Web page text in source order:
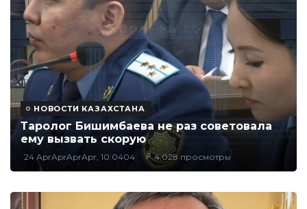
НОВОСТИ КАЗАХСТАНА
Таролог Бишимбаева не раз советовала
ему вызвать скорую
24 AprAprAprApr, 10:0404 4,028 просмотры